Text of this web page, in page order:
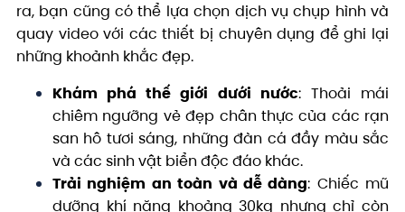
ra, bạn cũng có thể lựa chọn dịch vụ chụp hình và
quay video với các thiết bị chuyên dụng để ghi lại
những khoảnh khắc đẹp.
Khám phá thế giới dưới nước: Thoải mái
chiêm ngưỡng vẻ đẹp chân thực của các rạn
san hô tươi sáng, những đàn cá đầy màu sắc
và các sinh vật biển độc đáo khác.
Trải nghiệm an toàn và dễ dàng: Chiếc mũ
dưỡng khí nặng khoảng 30kg nhưng chỉ còn